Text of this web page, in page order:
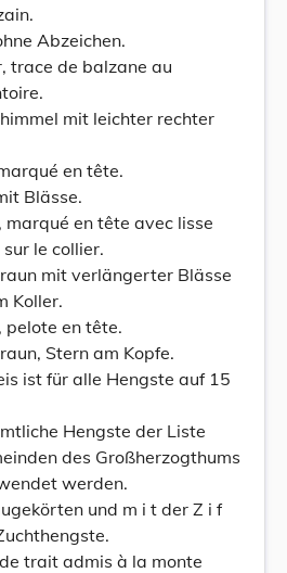
Abzeichen.
trace de balzane au
mit leichter rechter
en tête.
Blässe.
en tête avec lisse
le collier.
mit verlängerter Blässe
Koller.
en tête.
Stern am Kopfe.
ist für alle Hengste auf 15
Hengste der Liste
des Großherzogthums
werden.
und m i t der Z i f
trait admis à la monte